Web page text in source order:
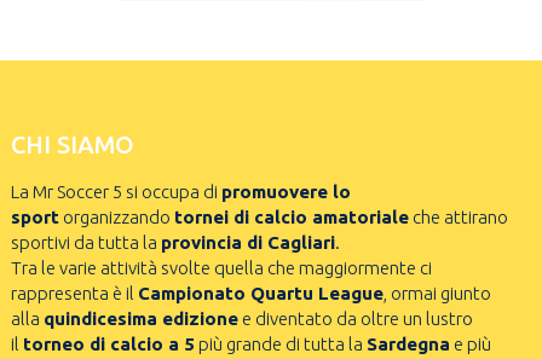
CHI SIAMO
La Mr Soccer 5 si occupa di promuovere lo
sportorganizzando tornei di calcio amatorialeche attirano
sportivi da tutta la provincia di Cagliari.
Tra le varie attività svolte quella che maggiormente ci
rappresenta è il Campionato Quartu League, ormai giunto
alla quindicesima edizionee diventato da oltre un lustro
il torneo di calcio a 5 più grande di tutta la Sardegna e più